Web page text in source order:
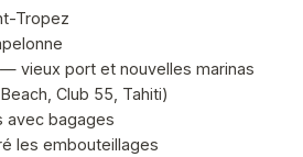
Tropez
vieux port et nouvelles marinas
Club 55, Tahiti)
avec bagages
les embouteillages